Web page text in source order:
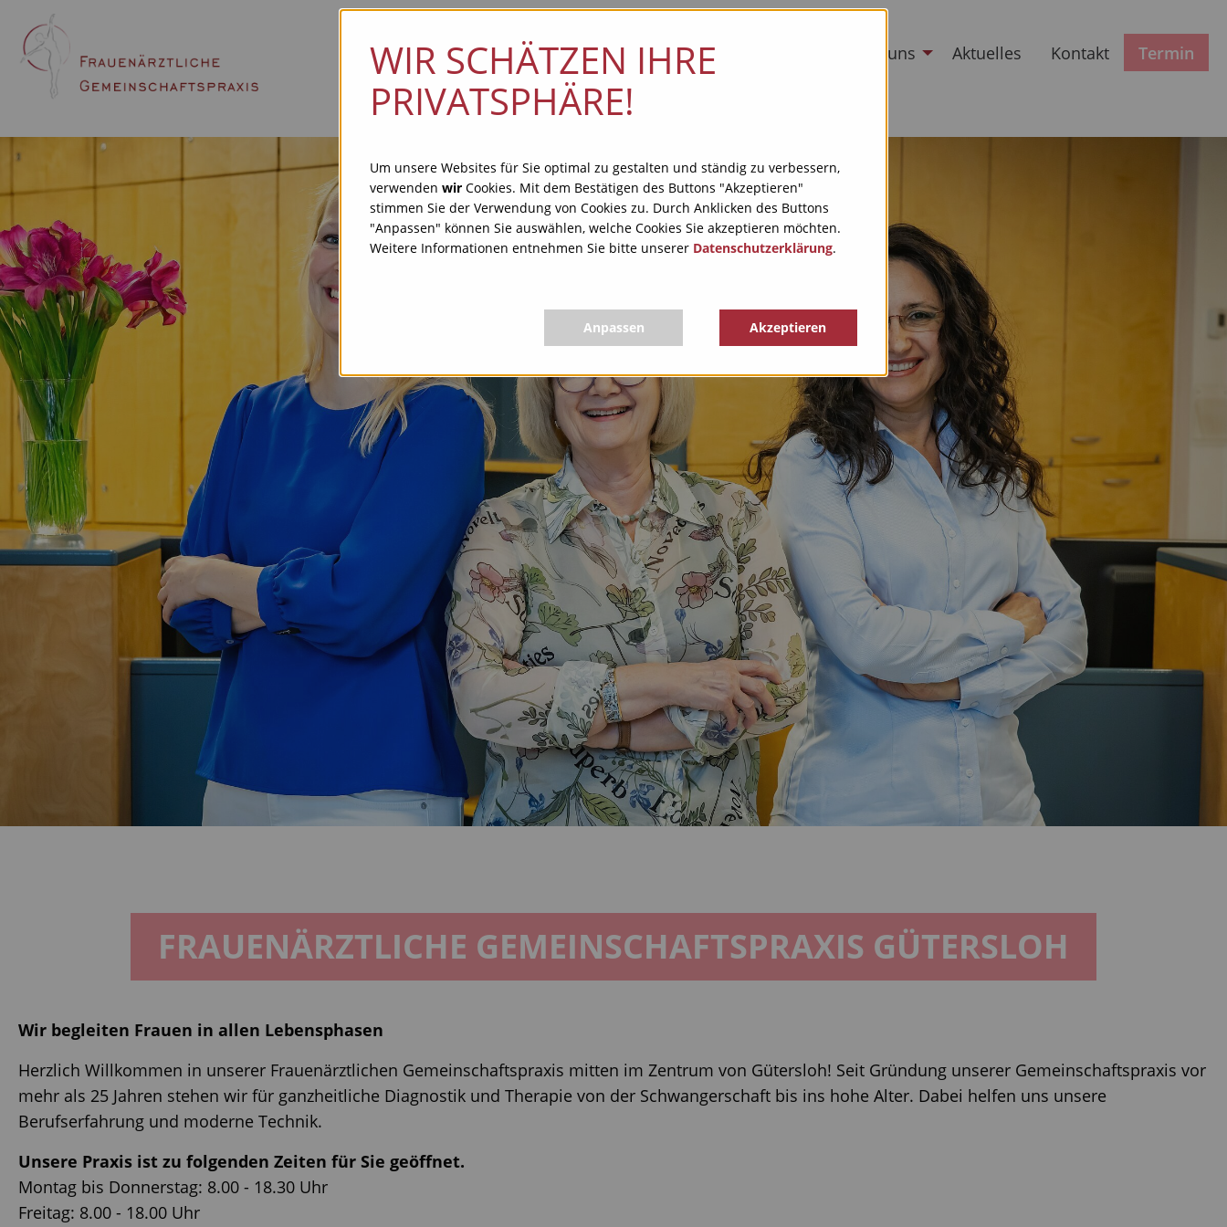
Home Über uns Aktuelles Kontakt Termin
FRAUENÄRZTLICHE GEMEINSCHAFTSPRAXIS GÜTERSLOH
Wir begleiten Frauen in allen Lebensphasen
Herzlich Willkommen in unserer Frauenärztlichen Gemeinschaftspraxis mitten im Zentrum von Gütersloh! Seit Gründung unserer Gemeinschaftspraxis vor
mehr als 25 Jahren stehen wir für ganzheitliche Diagnostik und Therapie von der Schwangerschaft bis ins hohe Alter. Dabei helfen uns unsere
Berufserfahrung und moderne Technik.
Unsere Praxis ist zu folgenden Zeiten für Sie geöffnet.
Montag bis Donnerstag: 8.00 - 18.30 Uhr
Freitag: 8.00 - 18.00 Uhr
WIR SCHÄTZEN IHRE
PRIVATSPHÄRE!
Um unsere Websites für Sie optimal zu gestalten und ständig zu verbessern,
verwenden wir Cookies. Mit dem Bestätigen des Buttons "Akzeptieren"
stimmen Sie der Verwendung von Cookies zu. Durch Anklicken des Buttons
"Anpassen" können Sie auswählen, welche Cookies Sie akzeptieren möchten.
Weitere Informationen entnehmen Sie bitte unserer Datenschutzerklärung.
Anpassen Akzeptieren